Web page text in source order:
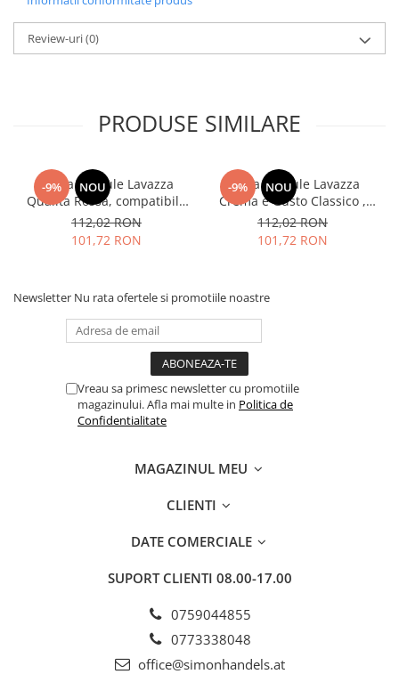
Review-uri(0)
PRODUSE SIMILARE
-9% NOU
Cafea capsule Lavazza
Qualita Rossa, compatibile
Nespresso, 80 buc
112,02 RON
101,72 RON
-9% NOU
Cafea capsule Lavazza
Crema e Gusto Classico ,
compatibile Nespresso, 80
buc
112,02 RON
101,72 RON
Newsletter Nu rata ofertele si promotiile noastre
Vreau sa primesc newsletter cu promotiile
magazinului. Afla mai multe in Politica de
Confidentialitate
MAGAZINUL MEU
CLIENTI
DATE COMERCIALE
SUPORT CLIENTI 08.00-17.00
0759044855
0773338048
office@simonhandels.at